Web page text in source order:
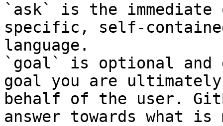
`ask` is the
specific, self-
language.
`goal` is optional and
goal you are
behalf of the user.
answer towards what